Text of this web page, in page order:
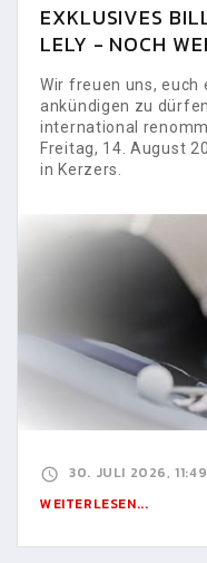
EXKLUSIVES
LELY - NOCH
Wir freuen uns, euch
ankündigen zu
international
Freitag, 14. August
in Kerzers.
30. JULI 2026,
WEITERLESEN...